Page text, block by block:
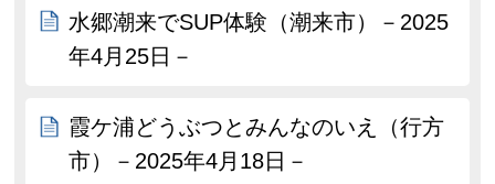
水郷潮来でSUP体験（潮来市）－2025
年4月25日－
霞ケ浦どうぶつとみんなのいえ（行方
市）－2025年4月18日－